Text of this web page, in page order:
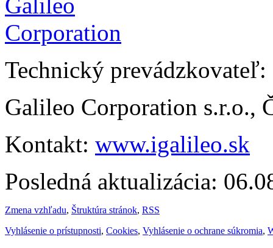
Technický prevádzkovateľ:
Galileo Corporation s.r.o.,
Kontakt: www.igalileo.sk
Posledná aktualizácia:
Zmena vzhľadu, Štruktúra stránok, RSS
Vyhlásenie o prístupnosti, Cookies, Vyhlásenie o ochrane súkromia,